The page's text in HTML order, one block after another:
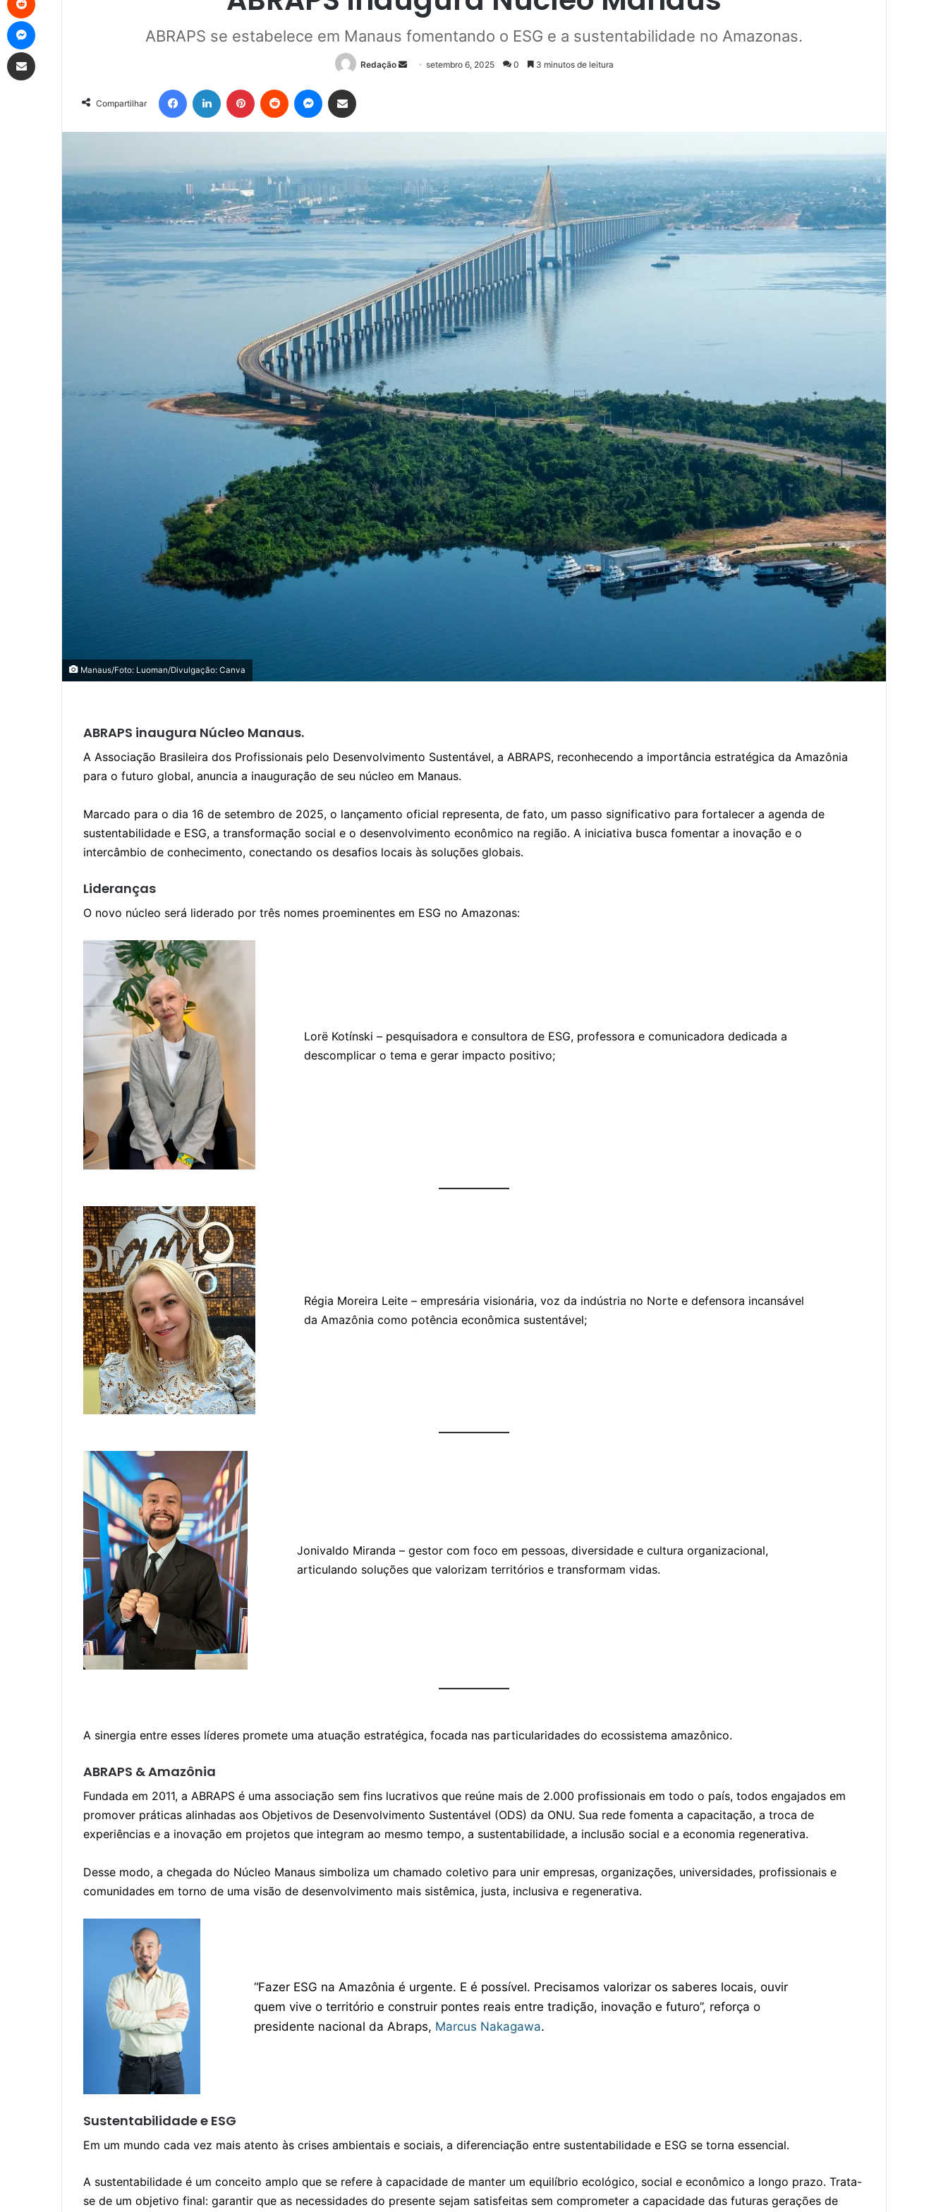
ABRAPS se estabelece em Manaus fomentando o ESG e a sustentabilidade no Amazonas.
Redação
Mandesetembro 6, 2025 0 3 minutos de leitura
Compartilhar
FacebookLinkedin Pinterest Reddit Messenger
Manaus/Foto: Luoman/Divulgação: Canva
ABRAPS inaugura Núcleo Manaus.
A Associação Brasileira dos Profissionais pelo Desenvolvimento Sustentável, a ABRAPS, reconhecendo a importância estratégica da Amazônia
para o futuro global, anuncia a inauguração de seu núcleo em Manaus.
Marcado para o dia 16 de setembro de 2025, o lançamento oficial representa, de fato, um passo significativo para fortalecer a agenda de
sustentabilidade e ESG, a transformação social e o desenvolvimento econômico na região. A iniciativa busca fomentar a inovação e o
intercâmbio de conhecimento, conectando os desafios locais às soluções globais.
Lideranças
O novo núcleo será liderado por três nomes proeminentes em ESG no Amazonas:
Lorë Kotínski – pesquisadora e consultora de ESG, professora e comunicadora dedicada a
descomplicar o tema e gerar impacto positivo;
Régia Moreira Leite – empresária visionária, voz da indústria no Norte e defensora incansável
da Amazônia como potência econômica sustentável;
Jonivaldo Miranda – gestor com foco em pessoas, diversidade e cultura organizacional,
articulando soluções que valorizam territórios e transformam vidas.
A sinergia entre esses líderes promete uma atuação estratégica, focada nas particularidades do ecossistema amazônico.
ABRAPS & Amazônia
Fundada em 2011, a ABRAPS é uma associação sem fins lucrativos que reúne mais de 2.000 profissionais em todo o país, todos engajados em
promover práticas alinhadas aos Objetivos de Desenvolvimento Sustentável (ODS) da ONU. Sua rede fomenta a capacitação, a troca de
experiências e a inovação em projetos que integram ao mesmo tempo, a sustentabilidade, a inclusão social e a economia regenerativa.
Desse modo, a chegada do Núcleo Manaus simboliza um chamado coletivo para unir empresas, organizações, universidades, profissionais e
comunidades em torno de uma visão de desenvolvimento mais sistêmica, justa, inclusiva e regenerativa.
“Fazer ESG na Amazônia é urgente. E é possível. Precisamos valorizar os saberes locais, ouvir
quem vive o território e construir pontes reais entre tradição, inovação e futuro”, reforça o
presidente nacional da Abraps, Marcus Nakagawa.
Sustentabilidade e ESG
Em um mundo cada vez mais atento às crises ambientais e sociais, a diferenciação entre sustentabilidade e ESG se torna essencial.
A sustentabilidade é um conceito amplo que se refere à capacidade de manter um equilíbrio ecológico, social e econômico a longo prazo. Trata-
se de um objetivo final: garantir que as necessidades do presente sejam satisfeitas sem comprometer a capacidade das futuras gerações de